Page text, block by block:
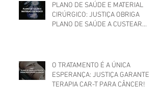
PLANO DE SAÚDE E MATERIAL
CIRÚRGICO: JUSTIÇA OBRIGA
PLANO DE SAÚDE A CUSTEAR
O TRATAMENTO É A ÚNICA
ESPERANÇA: JUSTIÇA GARANTE
TERAPIA CAR-T PARA CÂNCER!